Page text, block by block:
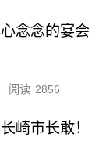
念念的宴会
阅读 2856
崎市长敢！